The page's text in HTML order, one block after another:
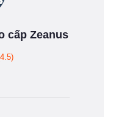
cấp Zeanus